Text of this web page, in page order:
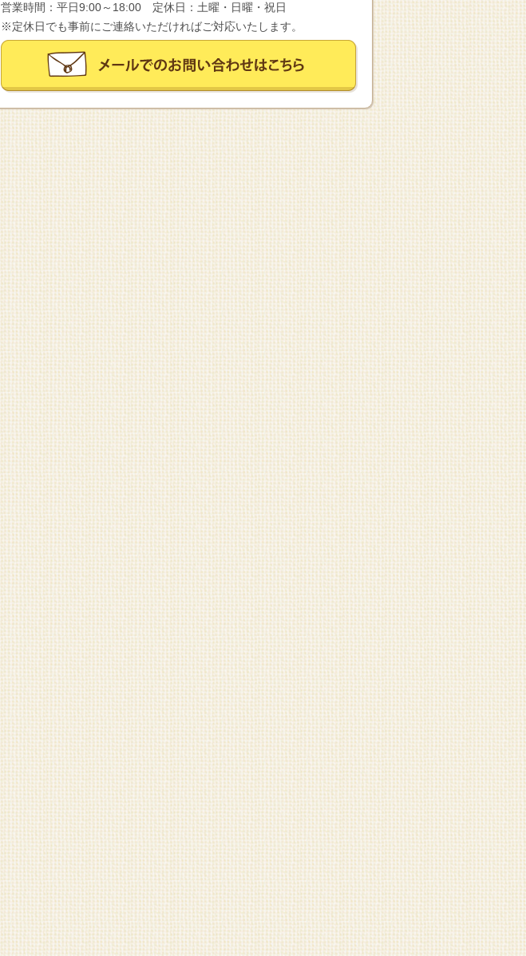
営業時間：平日9:00～18:00 定休日：土曜・日曜・祝日
※定休日でも事前にご連絡いただければご対応いたします。